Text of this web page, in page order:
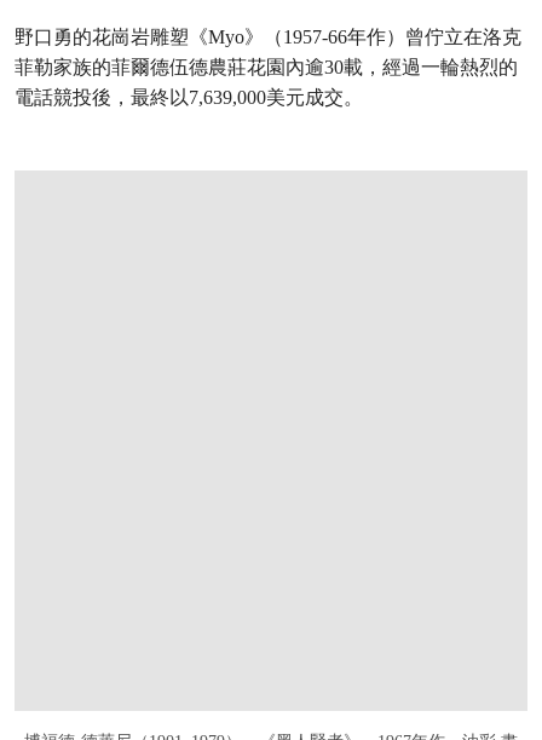
野口勇的花崗岩雕塑《Myo》（1957-66年作）曾佇立在洛克
菲勒家族的菲爾德伍德農莊花園內逾30載，經過一輪熱烈的
電話競投後，最終以7,639,000美元成交。